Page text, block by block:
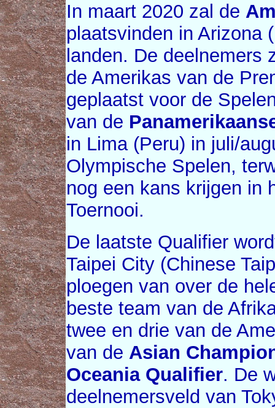
In maart 2020 zal de
plaatsvinden in Arizona
landen. De deelnemers
de Amerikas van de
geplaatst voor de
van de
in Lima (Peru) in juli/
Olympische Spelen,
nog een kans krijgen in
Toernooi.
De laatste Qualifier
Taipei City (Chinese
ploegen van over de
beste team van de
twee en drie van de
van de Asian
Oceania Qualifier. De
deelnemersveld van